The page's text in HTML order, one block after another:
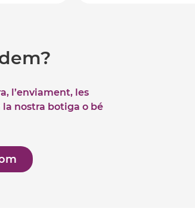
l’enviament, les
la nostra botiga o bé